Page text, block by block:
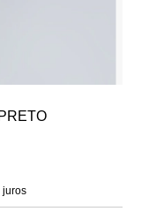
juros